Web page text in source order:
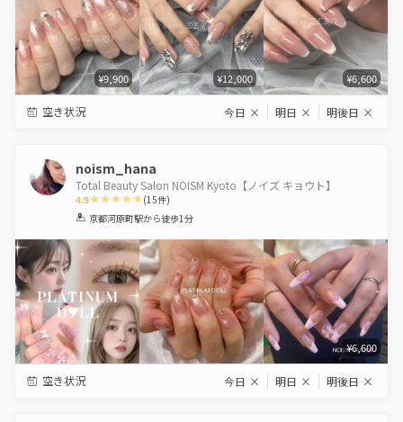
¥9,900 ¥12,000 ¥6,600
空き状況 今日 × 明日 × 明後日 ×
noism_hana
Total Beauty Salon NOISM Kyoto【ノイズ キョウト】
4.9
1 2 3 4 5
(15件)
京都河原町駅から徒歩1分
¥6,600
空き状況 今日 × 明日 × 明後日 ×